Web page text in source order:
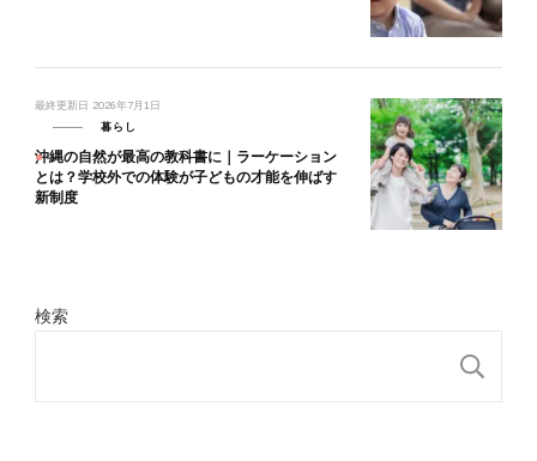
最終更新日 2026年7月1日
暮らし
沖縄の自然が最高の教科書に｜ラーケーション
とは？学校外での体験が子どもの才能を伸ばす
新制度
検索